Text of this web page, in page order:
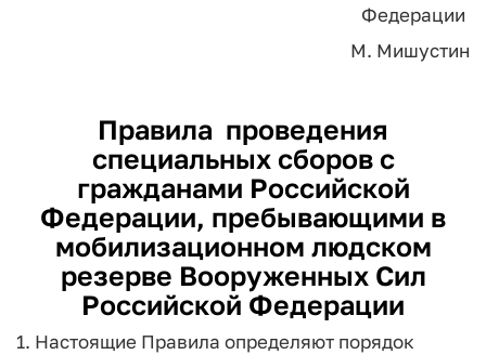
Федерации
М. Мишустин
Правила проведения
специальных сборов с
гражданами Российской
Федерации, пребывающими в
мобилизационном людском
резерве Вооруженных Сил
Российской Федерации
1. Настоящие Правила определяют порядок